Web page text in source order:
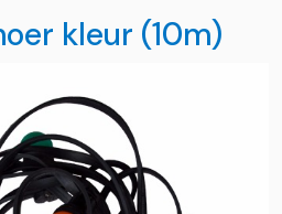
kleur (10m)